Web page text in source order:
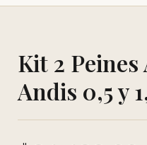
Kit 2
Andis 0,5 y